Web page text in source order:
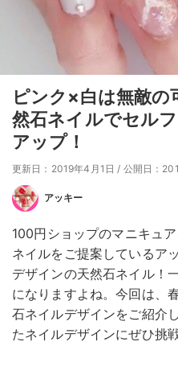
ピンク×白は無敵
然石ネイルでセル
アップ！
更新日：2019年4月1日 / 公開日：
アッキー
100円ショップのマニキュ
ネイルをご提案しているア
デザインの天然石ネイル！
になりますよね。今回は、
石ネイルデザインをご紹介
たネイルデザインにぜひ挑